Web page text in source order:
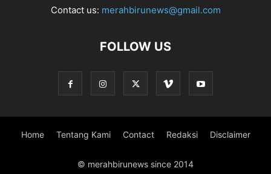
Contact us: merahbirunews@gmail.com
FOLLOW US
Home Tentang Kami Contact Redaksi Disclaimer
© merahbirunews since 2014